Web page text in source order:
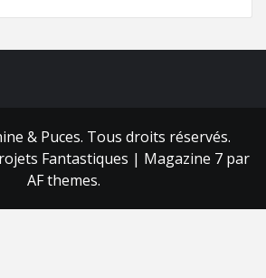
& Puces. Tous droits réservés.
Fantastiques | Magazine 7 par
AF themes.